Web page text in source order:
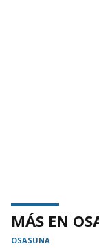
MÁS EN
OSASUNA